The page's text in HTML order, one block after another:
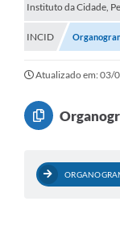
Instituto da Cidade,
INCID
Atualizado em: 03/